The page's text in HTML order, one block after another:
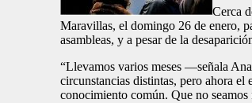
Cerca
Maravillas, el domingo 26 de enero,
asambleas, y a pesar de la
“Llevamos varios meses —señala
circunstancias distintas, pero ahora el
conocimiento común. Que no